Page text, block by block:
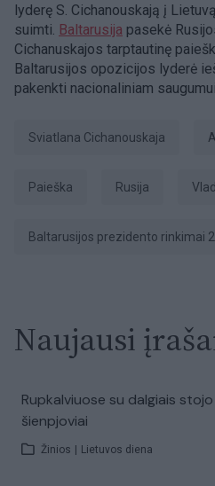
lyderę S. Cichanouskają į
suimti. Baltarusija pasekė
Cichanuskajos tarptautinę
Baltarusijos opozicijos lyderė
pakenkti nacionaliniam
Sviatlana Cichanouskaja
paieška Rusija
Baltarusijos prezidento rinkimai
Naujausi
Rupkalviuose su dalgiais
šienpjoviai
Žinios Lietuvos diena